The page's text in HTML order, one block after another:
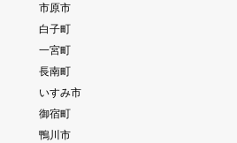
市原市
白子町
一宮町
長南町
いすみ市
御宿町
鴨川市